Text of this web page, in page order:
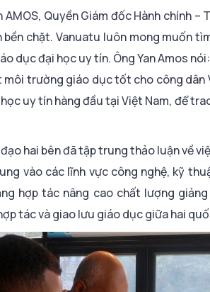
Quyền Giám đốc Hành chính
chặt. Vanuatu luôn mong muốn
dục đại học uy tín. Ông Yan Amos
trường giáo dục tốt cho công
uy tín hàng đầu tại Việt Nam, để
hai bên đã tập trung thảo luận về
vào các lĩnh vực công nghệ, kỹ
hợp tác nâng cao chất lượng
tác và giao lưu giáo dục giữa hai